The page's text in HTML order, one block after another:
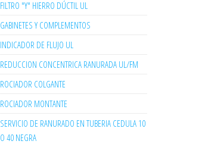
FILTRO "Y" HIERRO DÚCTIL UL
GABINETES Y COMPLEMENTOS
INDICADOR DE FLUJO UL
REDUCCION CONCENTRICA RANURADA UL/FM
ROCIADOR COLGANTE
ROCIADOR MONTANTE
SERVICIO DE RANURADO EN TUBERIA CEDULA 10
O 40 NEGRA